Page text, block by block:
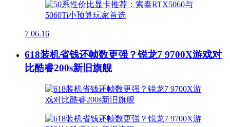
7 06.16
618装机省钱还帧数更强？锐龙7 9700X游戏对
比酷睿200s新旧旗舰